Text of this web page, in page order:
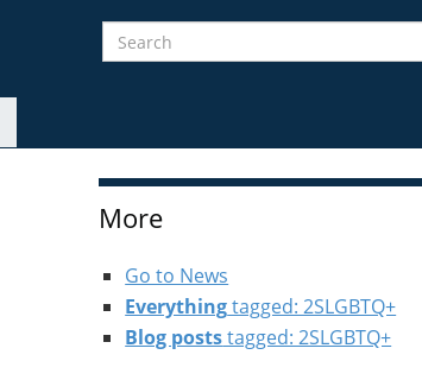
Search
More
Go to News
Everythingtagged: 2SLGBTQ+
Blog poststagged: 2SLGBTQ+